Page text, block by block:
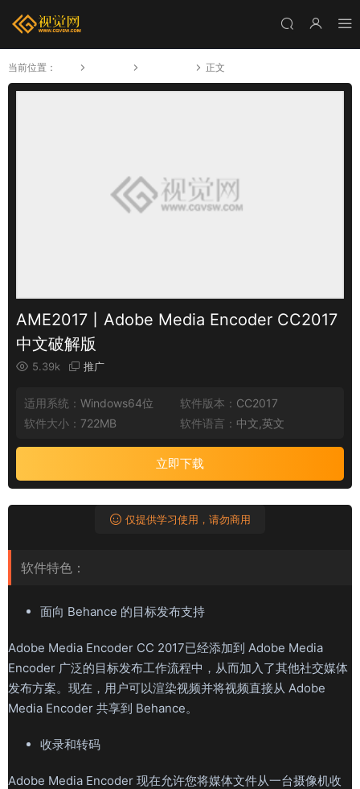
当前位置： 正文
AME2017丨Adobe Media Encoder CC2017
中文破解版
5.39k 推广
适用系统： Windows64位 软件版本： CC2017
软件大小： 722MB 软件语言： 中文,英文
立即下载
仅提供学习使用，请勿商用
软件特色：
面向 Behance 的目标发布支持
Adobe Media Encoder CC 2017已经添加到 Adobe Media
Encoder 广泛的目标发布工作流程中，从而加入了其他社交媒体
发布方案。现在，用户可以渲染视频并将视频直接从 Adobe
Media Encoder 共享到 Behance。
收录和转码
Adobe Media Encoder 现在允许您将媒体文件从一台摄像机收